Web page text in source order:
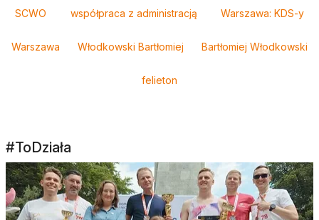
SCWO współpraca z administracją Warszawa: KDS-y
Warszawa Włodkowski Bartłomiej Bartłomiej Włodkowski
felieton
#ToDziała